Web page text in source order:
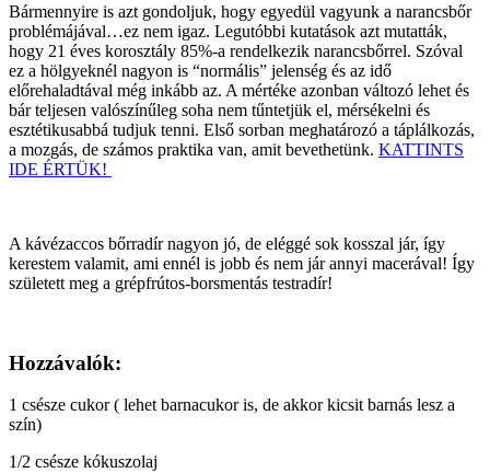
Bármennyire is azt gondoljuk, hogy egyedül vagyunk a narancsbőr
problémájával…ez nem igaz. Legutóbbi kutatások azt mutatták,
hogy 21 éves korosztály 85%-a rendelkezik narancsbőrrel. Szóval
ez a hölgyeknél nagyon is “normális” jelenség és az idő
előrehaladtával még inkább az. A mértéke azonban változó lehet és
bár teljesen valószínűleg soha nem tűntetjük el, mérsékelni és
esztétikusabbá tudjuk tenni. Első sorban meghatározó a táplálkozás,
a mozgás, de számos praktika van, amit bevethetünk. KATTINTS
IDE ÉRTÜK!
A kávézaccos bőrradír nagyon jó, de eléggé sok kosszal jár, így
kerestem valamit, ami ennél is jobb és nem jár annyi macerával! Így
született meg a grépfrútos-borsmentás testradír!
Hozzávalók:
1 csésze cukor ( lehet barnacukor is, de akkor kicsit barnás lesz a
szín)
1/2 csésze kókuszolaj